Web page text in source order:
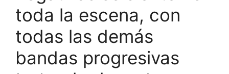
toda la escena, con
todas las demás
bandas progresivas